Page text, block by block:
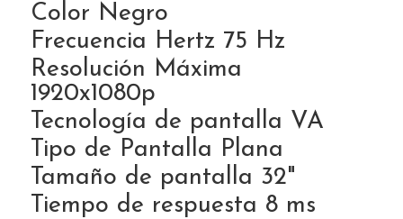
Color Negro
Frecuencia Hertz 75 Hz
Resolución Máxima
1920x1080p
Tecnología de pantalla VA
Tipo de Pantalla Plana
Tamaño de pantalla 32"
Tiempo de respuesta 8 ms